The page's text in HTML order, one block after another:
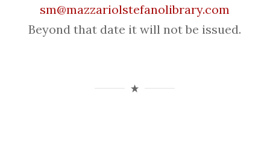
sm@mazzariolstefanolibrary.com
Beyond that date it will not be issued.